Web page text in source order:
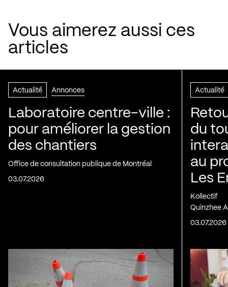
Vous aimerez aussi ces
articles
Actualité Annonces
Laboratoire centre-ville :
pour améliorer la gestion
des chantiers
Office de consultation publique de Montréal
03.07.2026
Actualité
du
au
Les
Kollectif
Quinzhee
03.07.2026